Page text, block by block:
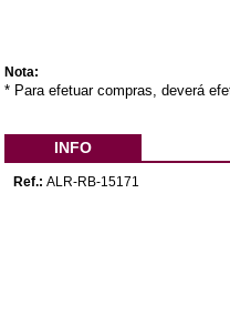
Nota:
* Para efetuar compras, deverá
INFO
Ref.: ALR-RB-15171